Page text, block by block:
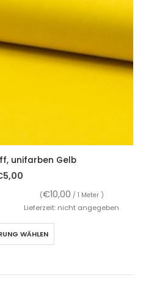
unifarben Gelb
5,00
(€10,00 / 1 Meter )
Lieferzeit: nicht angegeben
WÄHLEN